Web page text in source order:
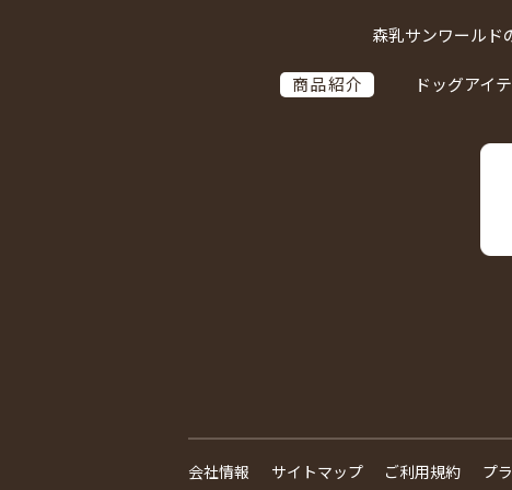
森乳サンワールド
商品紹介 ドッグアイ
会社情報 サイトマップ ご利用規約 プ